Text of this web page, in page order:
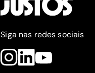
Siga nas redes sociais